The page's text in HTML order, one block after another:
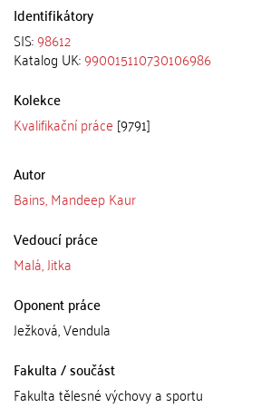
Identifikátory
SIS:98612
Katalog UK:990015110730106986
Kolekce
Kvalifikační práce [9791]
Autor
Bains, Mandeep Kaur
Vedoucí práce
Malá, Jitka
Oponent práce
Ježková, Vendula
Fakulta / součást
Fakulta tělesné výchovy a sportu